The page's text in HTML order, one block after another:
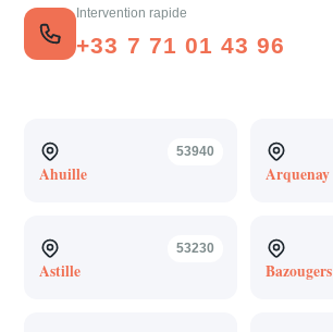
Intervention rapide
+33 7 71 01 43 96
53940
Ahuille Arquenay
53230
Astille Bazougers